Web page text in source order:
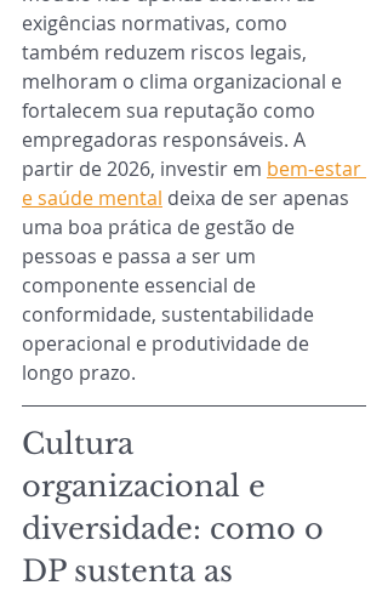
exigências normativas, como
também reduzem riscos legais,
melhoram o clima organizacional e
fortalecem sua reputação como
empregadoras responsáveis. A
partir de 2026, investir em bem-estar
e saúde mental deixa de ser apenas
uma boa prática de gestão de
pessoas e passa a ser um
componente essencial de
conformidade, sustentabilidade
operacional e produtividade de
longo prazo.
Cultura
organizacional e
diversidade: como o
DP sustenta as